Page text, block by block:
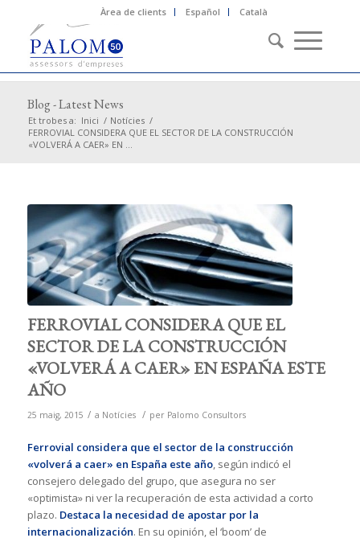
Àrea de clients Español Català
Blog - Latest News
Et trobes a: Inici / Notícies /
FERROVIAL CONSIDERA QUE EL SECTOR DE LA CONSTRUCCIÓN
«VOLVERÁ A CAER» EN ...
FERROVIAL CONSIDERA QUE EL
SECTOR DE LA CONSTRUCCIÓN
«VOLVERÁ A CAER» EN ESPAÑA ESTE
AÑO
25 maig, 2015 / a Notícies / per Palomo Consultors
Ferrovial considera que el sector de la construcción
«volverá a caer» en España este año, según indicó el
consejero delegado del grupo, que asegura no ser
«optimista» ni ver la recuperación de esta actividad a corto
plazo. Destaca la necesidad de apostar por la
internacionalización. En su opinión, el ‘boom’ de